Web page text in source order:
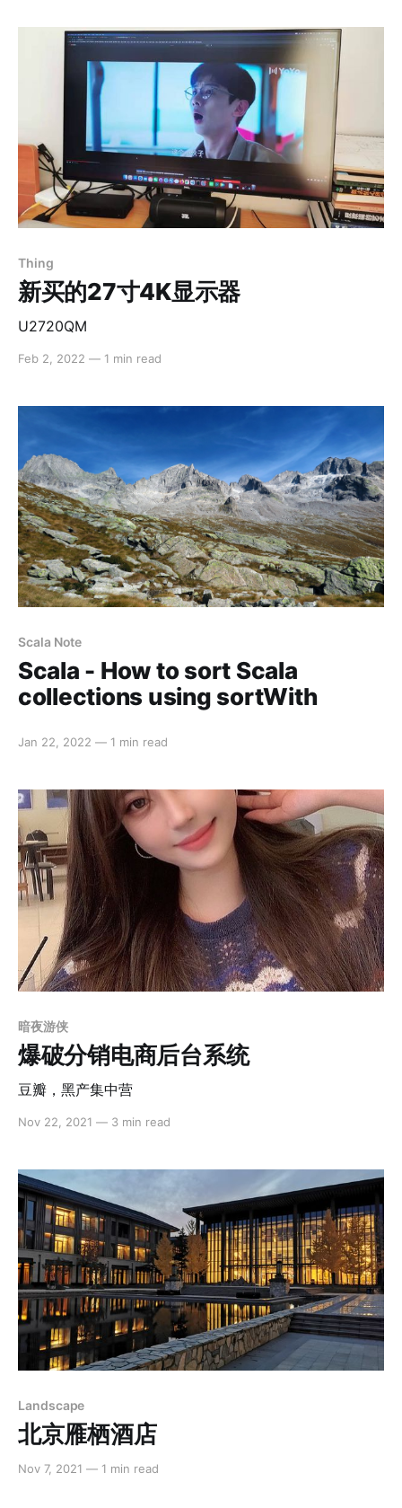
人设定目标；有的需要感情支持生活，有的需要意志支持
生活。 要在生命流失的过程中，尽量地实现自己的理想和
意志，完成人的选择，这将是有价值的生命。历史在一年
一年地过往，生命在一天一天地减少。对个人来说是这
样，但是对整个人类来说，历史在一年一年地延长，生命
在一天一天地增加。 多年来养成一种习惯，或者说不得不
养成这样的习惯，就是在夜深人静的时候，静静地思考一
天来的经历。 近来，工作平淡无奇，没有太多激情投入，
机械的进行着，自我管理与积极性明显降低。感情生活像
一滩泥水，都不知道该甩谁身上。烦恼愈多，思考越多。
多么低级。 * 有工作，但是没事业。自以为工作能力超过
90%的人，但是很难有带入感，获得感。做再好也难以唤
Thing
新买的27寸4K显示器
U2720QM
Feb 2, 2022 — 1 min read
Scala Note
Scala - How to sort Scala
collections using sortWith
Jan 22, 2022 — 1 min read
暗夜游侠
爆破分销电商后台系统
豆瓣，黑产集中营
Nov 22, 2021 — 3 min read
Landscape
北京雁栖酒店
Nov 7, 2021 — 1 min read